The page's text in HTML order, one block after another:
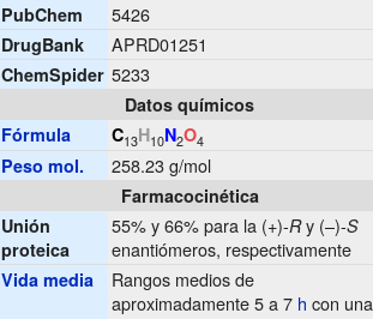
PubChem 5426
DrugBank APRD01251
ChemSpider 5233
Datos químicos
Fórmula
C13H10N2O4
Peso mol. 258.23 g/mol
Farmacocinética
Unión
proteica
55% y 66% para la (+)-Ry (–)-S
enantiómeros, respectivamente
Vida media
Rangos medios de
aproximadamente 5 a 7 h con una